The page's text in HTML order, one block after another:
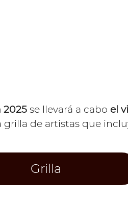
2025 se llevará a cabo el
grilla de artistas que
Grilla